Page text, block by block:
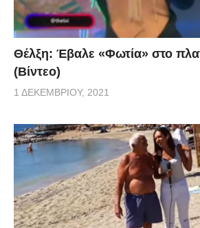
Θέλξη: Έβαλε «Φωτία» στο
(Βίντεο)
1 ΔΕΚΕΜΒΡΊΟΥ, 2021